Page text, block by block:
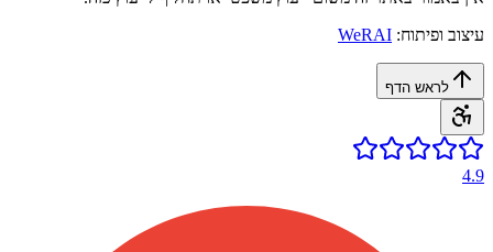
עיצוב ופיתוח: WeRAI
לראש הדף
4.9